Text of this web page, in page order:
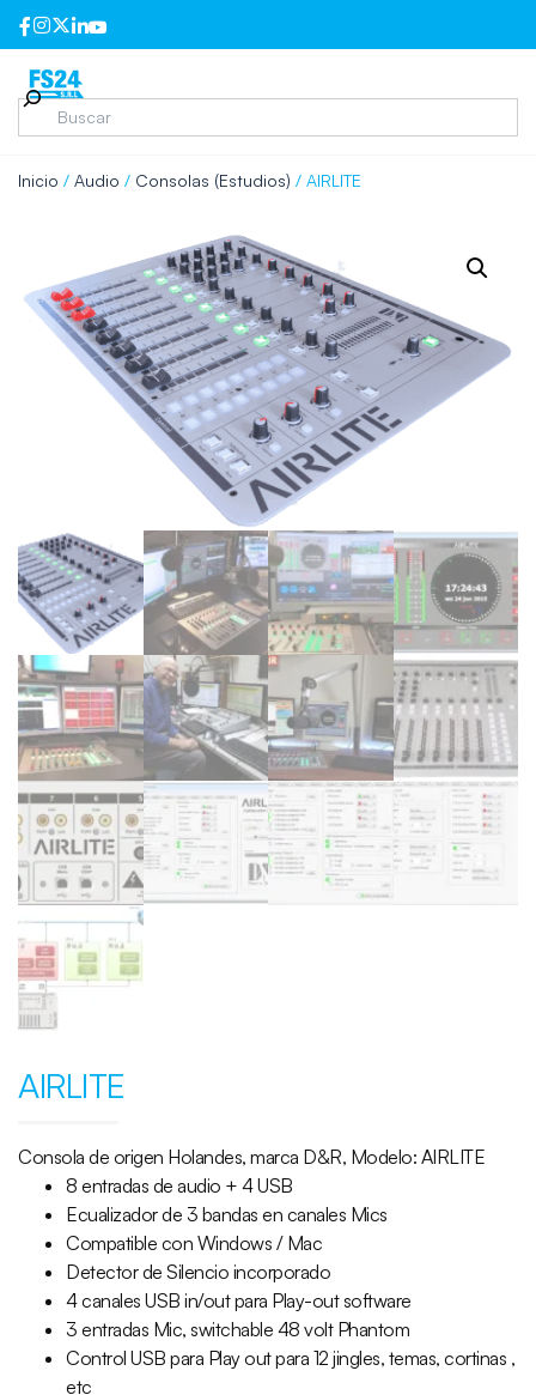
Inicio / Audio / Consolas (Estudios) / AIRLITE
AIRLITE
Consola de origen Holandes, marca D&R, Modelo: AIRLITE
8 entradas de audio + 4 USB
Ecualizador de 3 bandas en canales Mics
Compatible con Windows / Mac
Detector de Silencio incorporado
4 canales USB in/out para Play-out software
3 entradas Mic, switchable 48 volt Phantom
Control USB para Play out para 12 jingles, temas, cortinas ,
etc